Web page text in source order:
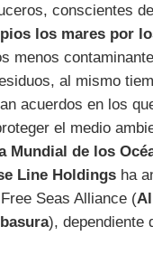
conscientes
los mares por
menos
al mismo
acuerdos en los
el medio
Mundial de los
Line Holdings ha
Seas Alliance (
), dependiente